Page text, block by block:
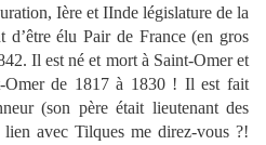
Ière et IInde législature de la
élu Pair de France (en gros
Il est né et mort à Saint-Omer et
Omer de 1817 à 1830 ! Il est fait
(son père était lieutenant des
avec Tilques me direz-vous ?!